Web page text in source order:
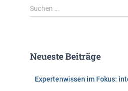
S
u
n
Suchen …
Neueste Beiträge
Expertenwissen im Fokus: